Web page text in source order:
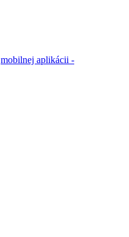
mobilnej aplikácii -